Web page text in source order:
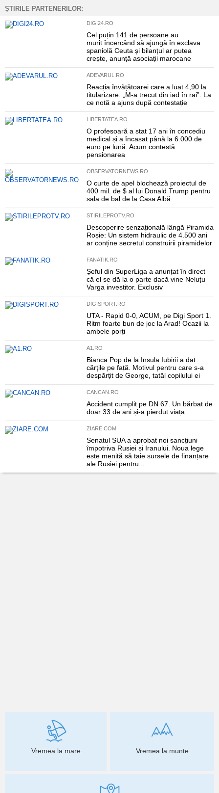
ȘTIRILE PARTENERILOR:
DIGI24.RO
Cel puțin 141 de persoane au
murit încercând să ajungă în exclava
spaniolă Ceuta și bilanțul ar putea
crește, anunță asociații marocane
ADEVARUL.RO
Reacția învățătoarei care a luat 4,90 la
titularizare: „M-a trecut din iad în rai”. La
ce notă a ajuns după contestație
LIBERTATEA.RO
O profesoară a stat 17 ani în concediu
medical și a încasat până la 6.000 de
euro pe lună. Acum contestă
pensionarea
OBSERVATORNEWS.RO
O curte de apel blochează proiectul de
400 mil. de $ al lui Donald Trump pentru
sala de bal de la Casa Albă
STIRILEPROTV.RO
Descoperire senzațională lângă Piramida
Roșie: Un sistem hidraulic de 4.500 ani
ar conține secretul construirii piramidelor
FANATIK.RO
Șeful din SuperLiga a anunțat în direct
că el se dă la o parte dacă vine Neluțu
Varga investitor. Exclusiv
DIGISPORT.RO
UTA - Rapid 0-0, ACUM, pe Digi Sport 1.
Ritm foarte bun de joc la Arad! Ocazii la
ambele porți
A1.RO
Bianca Pop de la Insula Iubirii a dat
cărțile pe față. Motivul pentru care s-a
despărțit de George, tatăl copilului ei
CANCAN.RO
Accident cumplit pe DN 67. Un bărbat de
doar 33 de ani și-a pierdut viața
ZIARE.COM
Senatul SUA a aprobat noi sancțiuni
împotriva Rusiei și Iranului. Noua lege
este menită să taie sursele de finanțare
ale Rusiei pentru...
Vremea la mare Vremea la munte